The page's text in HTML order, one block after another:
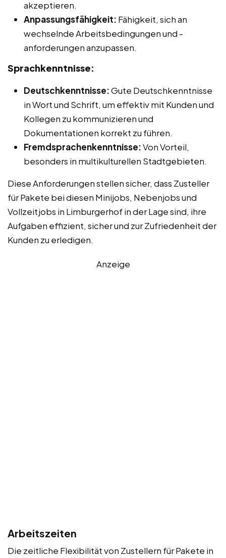
akzeptieren.
Anpassungsfähigkeit: Fähigkeit, sich an
wechselnde Arbeitsbedingungen und -
anforderungen anzupassen.
Sprachkenntnisse:
Deutschkenntnisse:Gute Deutschkenntnisse
in Wort und Schrift, um effektiv mit Kunden und
Kollegen zu kommunizieren und
Dokumentationen korrekt zu führen.
Fremdsprachenkenntnisse:Von Vorteil,
besonders in multikulturellen Stadtgebieten.
Diese Anforderungen stellen sicher, dass Zusteller
für Pakete bei diesen Minijobs, Nebenjobs und
Vollzeitjobs in Limburgerhof in der Lage sind, ihre
Aufgaben effizient, sicher und zur Zufriedenheit der
Kunden zu erledigen.
Anzeige
Arbeitszeiten
Die zeitliche Flexibilität von Zustellern für Pakete in